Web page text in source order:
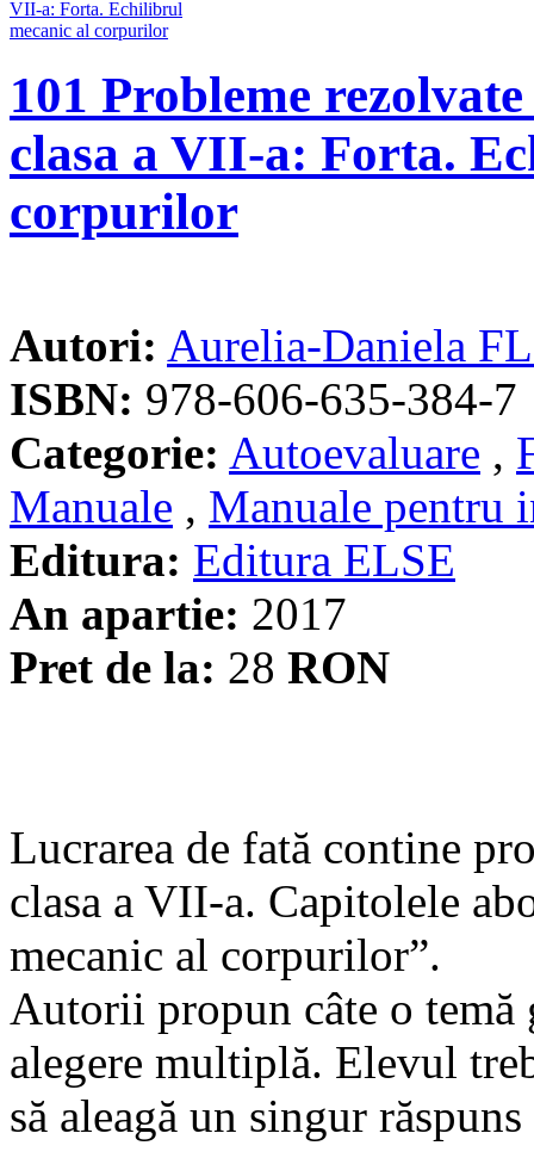
101 Probleme
clasa a VII-a: Forta.
corpurilor
Autori: Aurelia-Daniela
ISBN: 978-606-635-384-7
Categorie: Autoevaluare ,
Manuale , Manuale pentru
Editura: Editura ELSE
An apartie: 2017
Pret de la: 28 RON
Lucrarea de fată contine
clasa a VII-a. Capitolele
mecanic al corpurilor”.
Autorii propun câte o temă
alegere multiplă. Elevul
să aleagă un singur